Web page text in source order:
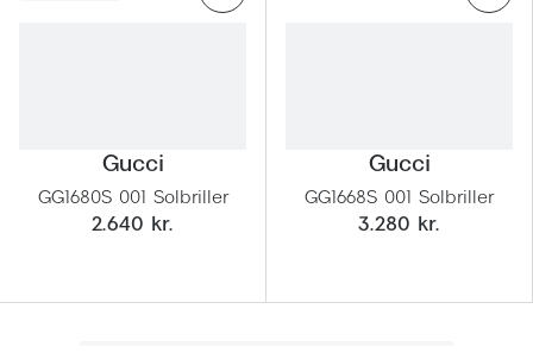
Gucci
GG1680S 001 Solbriller
2.640 kr.
Gucci
GG1668S 001 Solbriller
3.280 kr.